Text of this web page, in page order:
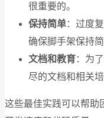
很重要的。
保持简单：过度
确保脚手架保持
文档和教育：为
尽的文档和相关
这些最佳实践可以帮助